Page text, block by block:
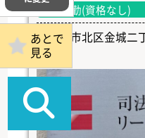
常勤(資格なし)
名古屋市北区金城二
１Ｆ
あとで
見る